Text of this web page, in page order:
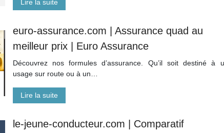
Lire la suite
euro-assurance.com | Assurance quad au
meilleur prix | Euro Assurance
Découvrez nos formules d’assurance. Qu’il soit destiné à
usage sur route ou à un…
Lire la suite
le-jeune-conducteur.com | Comparatif